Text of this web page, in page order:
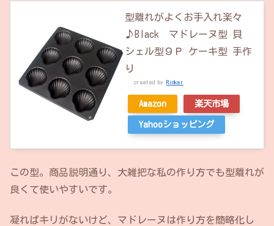
型離れがよくお手入れ楽々
♪Black マドレーヌ型 貝
シェル型９Ｐ ケーキ型 手作
り
created by Rinker
Amazon 楽天市場
Yahooショッピング
この型。商品説明通り、大雑把な私の作り方でも型離れが
良くて使いやすいです。
凝ればキリがないけど、マドレーヌは作り方を簡略化し